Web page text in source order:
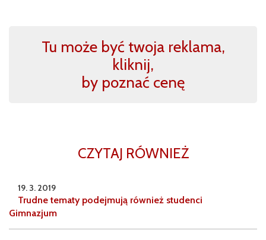
Tu może być twoja reklama,
kliknij,
by poznać cenę
CZYTAJ RÓWNIEŻ
19. 3. 2019
Trudne tematy podejmują również studenci
Gimnazjum